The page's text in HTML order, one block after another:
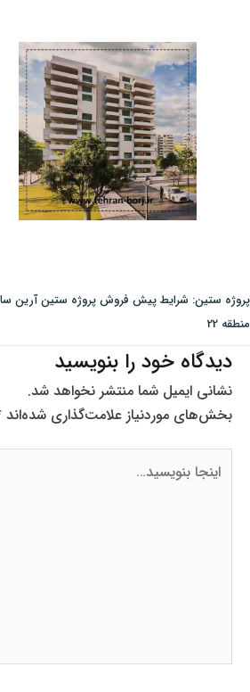
پروژه ستین: شرایط پیش فروش پروژه ستین آرین
منطقه 22
دیدگاه‌ خود را بنویسید
نشانی ایمیل شما منتشر نخواهد شد.
بخش‌های موردنیاز علامت‌گذاری شده‌اند
بنویسید…